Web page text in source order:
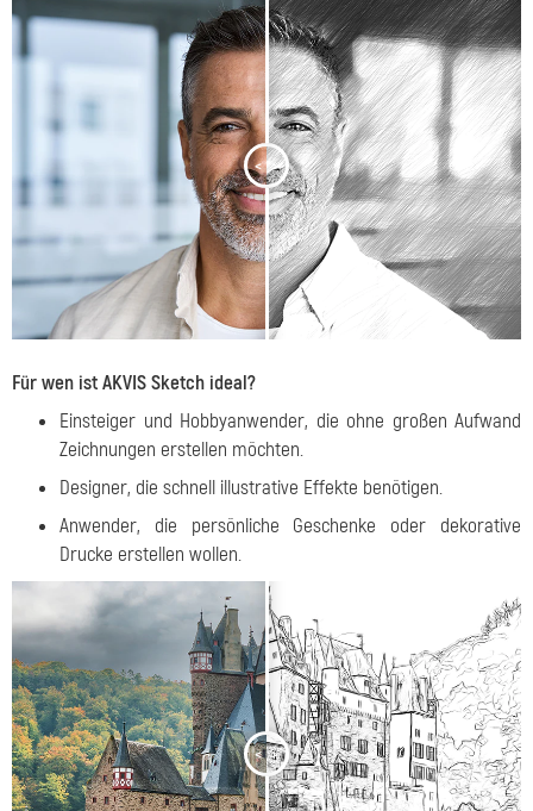
< >
Für wen ist AKVIS Sketch ideal?
Einsteiger und Hobbyanwender, die ohne großen Aufwand
Zeichnungen erstellen möchten.
Designer, die schnell illustrative Effekte benötigen.
Anwender, die persönliche Geschenke oder dekorative
Drucke erstellen wollen.
< >